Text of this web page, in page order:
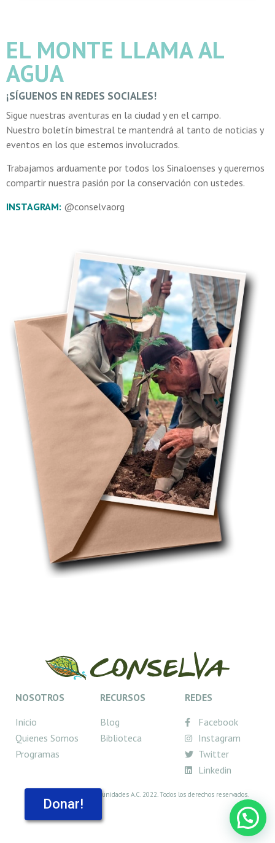
Donar!
EL MONTE LLAMA AL
AGUA
¡SÍGUENOS EN REDES SOCIALES!
Sigue nuestras aventuras en la ciudad y en el campo.
Nuestro boletín bimestral te mantendrá al tanto de noticias y
eventos en los que estemos involucrados.
Trabajamos arduamente por todos los Sinaloenses y queremos
compartir nuestra pasión por la conservación con ustedes.
INSTAGRAM: @conselvaorg
NOSOTROS
Inicio
Quienes Somos
Programas
RECURSOS
Blog
Biblioteca
REDES
Facebook
Instagram
Twitter
Linkedin
© Conselva, Costas y Comunidades A.C. 2022. Todos los derechos reservados.